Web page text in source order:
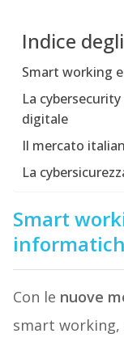
Indice
Smart working
La
digitale
Il mercato
La
Smart
Con le nuove
smart